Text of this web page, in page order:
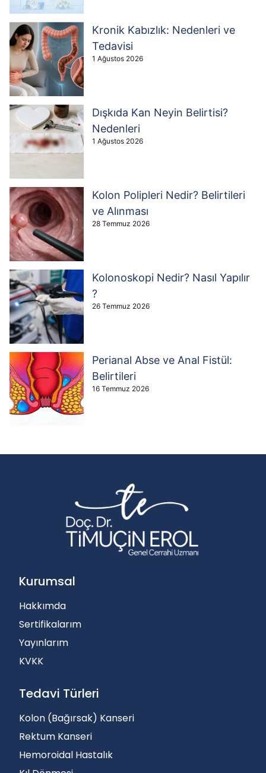
Kronik Kabızlık: Nedenleri ve
Tedavisi
1 Ağustos 2026
Dışkıda Kan Neyin Belirtisi?
Nedenleri
1 Ağustos 2026
Kolon Polipleri Nedir? Belirtileri
ve Alınması
28 Temmuz 2026
Kolonoskopi Nedir? Nasıl Yapılır
?
26 Temmuz 2026
Perianal Abse ve Anal Fistül:
Belirtileri
16 Temmuz 2026
Kurumsal
Hakkımda
Sertifikalarım
Yayınlarım
KVKK
Tedavi Türleri
Kolon (Bağırsak) Kanseri
Rektum Kanseri
Hemoroidal Hastalık